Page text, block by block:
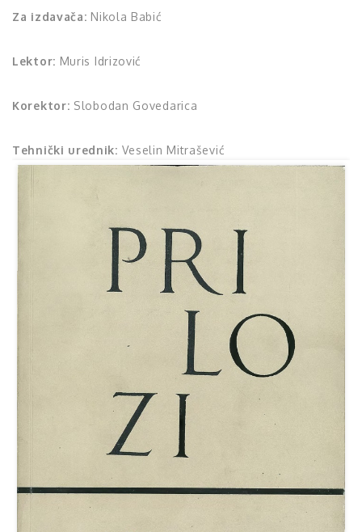
Za izdavača: Nikola Babić
Lektor: Muris Idrizović
Korektor: Slobodan Govedarica
Tehnički urednik: Veselin Mitrašević